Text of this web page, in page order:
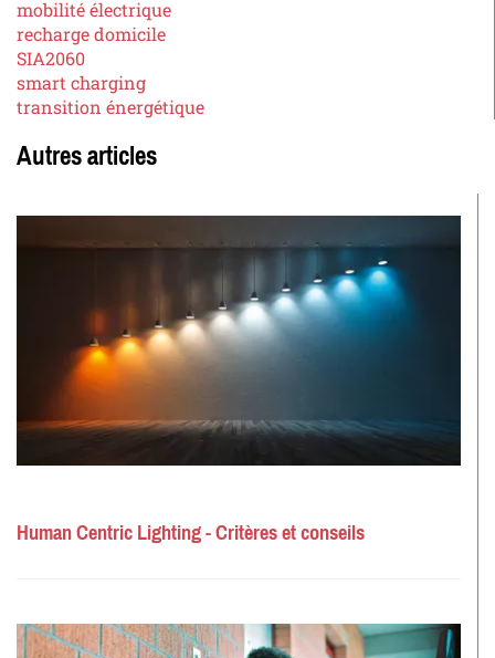
mobilité électrique
recharge domicile
SIA2060
smart charging
transition énergétique
Autres articles
Human Centric Lighting - Critères et conseils